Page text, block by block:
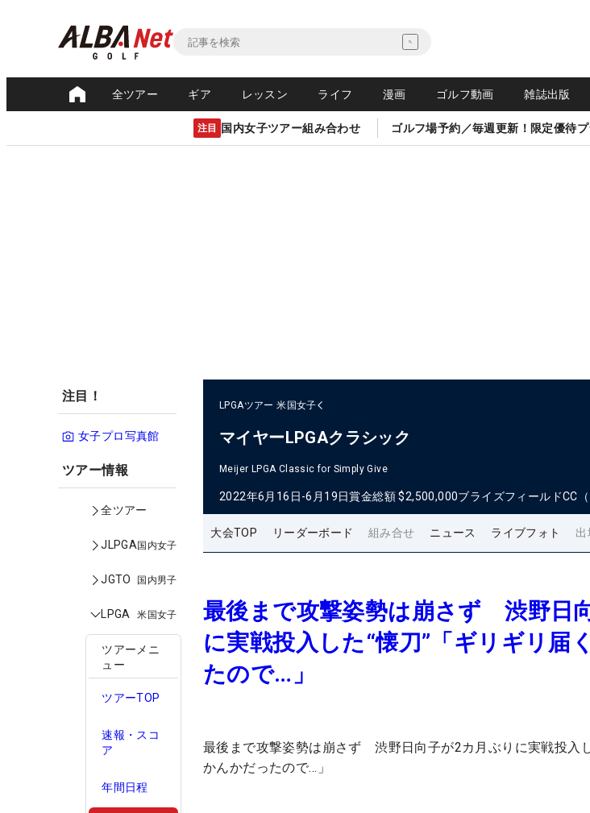
全ツアー ギア レッスン ライフ 漫画 ゴルフ動画 雑誌出版
注目 国内女子ツアー組み合わせ ゴルフ場予約／毎週更新！限定優待
注目！
女子プロ写真館
ツアー情報
全ツアー
JLPGA国内女子
JGTO 国内男子
LPGA 米国女子
ツアーメニ
ュー
ツアーTOP
速報・スコ
ア
年間日程
LPGAツアー 米国女子
マイヤーLPGAクラシック
Meijer LPGA Classic for Simply Give
2022年6月16日-6月19日賞金総額 $2,500,000ブライズフィールドCC（
大会TOP リーダーボード 組み合せ ニュース ライブフォト 出
最後まで攻撃姿勢は崩さず 渋野日
に実戦投入した“懐刀”「ギリギリ届
たので…」
最後まで攻撃姿勢は崩さず 渋野日向子が2カ月ぶりに実戦投入
かんかだったので…」